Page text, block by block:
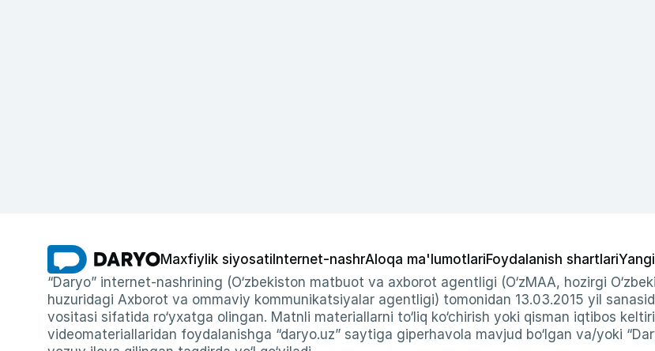
Maxfiylik siyosati Internet-nashrAloqa ma'lumotlariFoydalanish shartlari
“Daryo” internet-nashrining (O‘zbekiston matbuot va axborot agentligi (O‘zMAA, hozirgi
huzuridagi Axborot va ommaviy kommunikatsiyalar agentligi) tomonidan 13.03.2015 yil
vositasi sifatida ro‘yxatga olingan. Matnli materiallarni to‘liq ko‘chirish yoki qisman iqtibos
videomateriallaridan foydalanishga “daryo.uz” saytiga giperhavola mavjud bo‘lgan va/yoki